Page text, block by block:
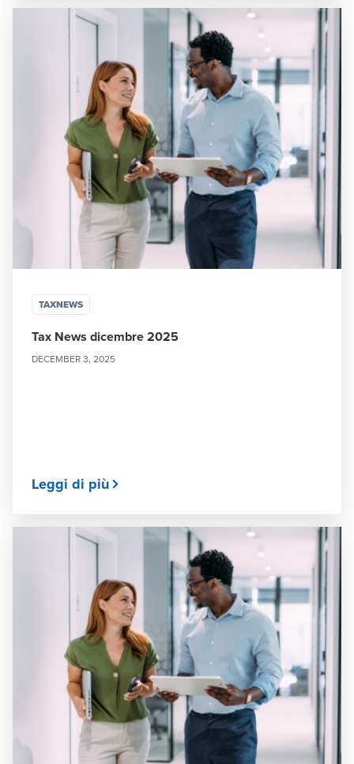
TAXNEWS
Tax News dicembre 2025
DECEMBER 3, 2025
Leggi di più